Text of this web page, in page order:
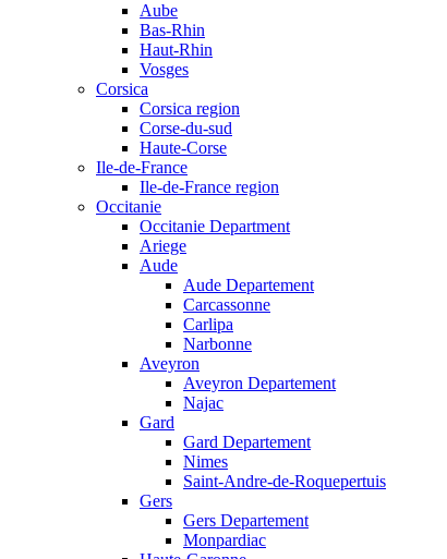
Aube
Bas-Rhin
Haut-Rhin
Vosges
Corsica
Corsica region
Corse-du-sud
Haute-Corse
Ile-de-France
Ile-de-France region
Occitanie
Occitanie Department
Ariege
Aude
Aude Departement
Carcassonne
Carlipa
Narbonne
Aveyron
Aveyron Departement
Najac
Gard
Gard Departement
Nimes
Saint-Andre-de-Roquepertuis
Gers
Gers Departement
Monpardiac